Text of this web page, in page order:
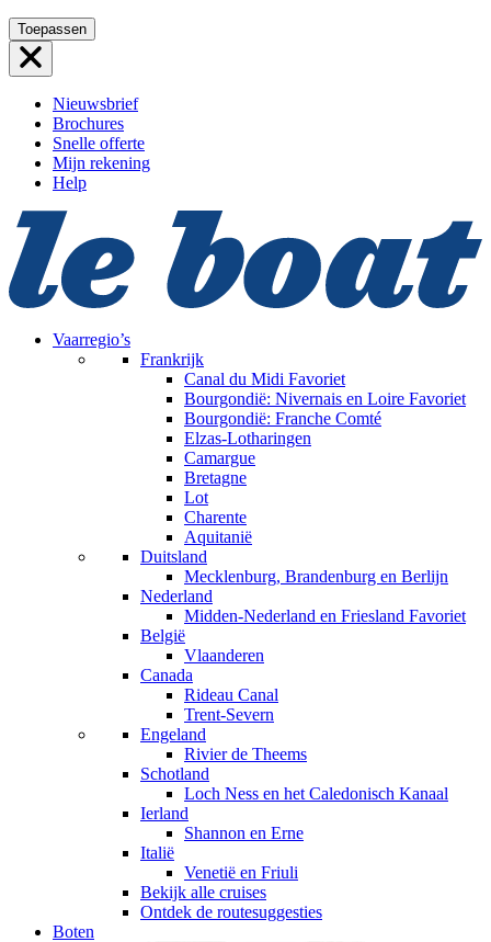
Ga
naar
de
Toepassen
Nieuwsbrief
Brochures
Snelle offerte
Mijn rekening
Help
Vaarregio’s
Frankrijk
Canal du Midi Favoriet
Bourgondië: Nivernais en Loire Favoriet
Bourgondië: Franche Comté
Elzas-Lotharingen
Camargue
Bretagne
Lot
Charente
Aquitanië
Duitsland
Mecklenburg, Brandenburg en Berlijn
Nederland
Midden-Nederland en Friesland Favoriet
België
Vlaanderen
Canada
Rideau Canal
Trent-Severn
Engeland
Rivier de Theems
Schotland
Loch Ness en het Caledonisch Kanaal
Ierland
Shannon en Erne
Italië
Venetië en Friuli
Bekijk alle cruises
Ontdek de routesuggesties
Boten